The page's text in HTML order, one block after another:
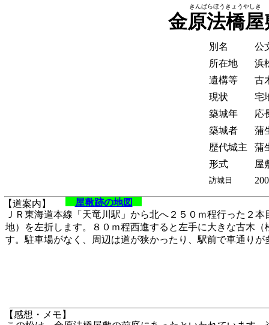
屋敷跡の地図
金原法橋屋
別名
公
所在地
浜
遺構等
古
現状
宅
築城年
応
築城者
蒲
歴代城主
蒲
形式
屋
訪城日
【道案内】
【感想・メモ】
きんばらほうきょうやしき
ＪＲ東海道本線「天竜川駅」から北へ２５０ｍ程行った２
地）を左折します。８０ｍ程西進すると左手に大きな古木
す。駐車場がなく、周辺は道が狭かったり、駅前で車通り